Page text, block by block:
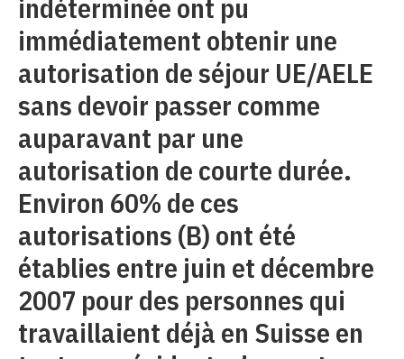
indéterminée ont pu
immédiatement obtenir une
autorisation de séjour UE/AELE
sans devoir passer comme
auparavant par une
autorisation de courte durée.
Environ 60% de ces
autorisations (B) ont été
établies entre juin et décembre
2007 pour des personnes qui
travaillaient déjà en Suisse en